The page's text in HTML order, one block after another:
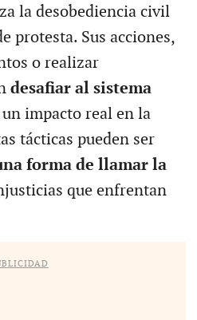
la desobediencia civil
protesta. Sus acciones,
o realizar
desafiar al sistema
impacto real en la
tácticas pueden ser
forma de llamar la
que enfrentan